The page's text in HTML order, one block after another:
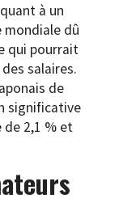
à un
mondiale dû
qui pourrait
salaires.
de
significative
de 2,1 % et